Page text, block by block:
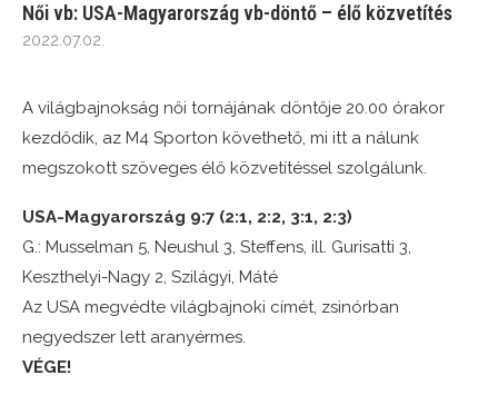
Női vb: USA-Magyarország vb-döntő – élő közvetítés
2022.07.02.
A világbajnokság női tornájának döntője 20.00 órakor
kezdődik, az M4 Sporton követhető, mi itt a nálunk
megszokott szöveges élő közvetítéssel szolgálunk.
USA-Magyarország 9:7 (2:1, 2:2, 3:1, 2:3)
G.: Musselman 5, Neushul 3, Steffens, ill. Gurisatti 3,
Keszthelyi-Nagy 2, Szilágyi, Máté
Az USA megvédte világbajnoki címét, zsinórban
negyedszer lett aranyérmes.
VÉGE!